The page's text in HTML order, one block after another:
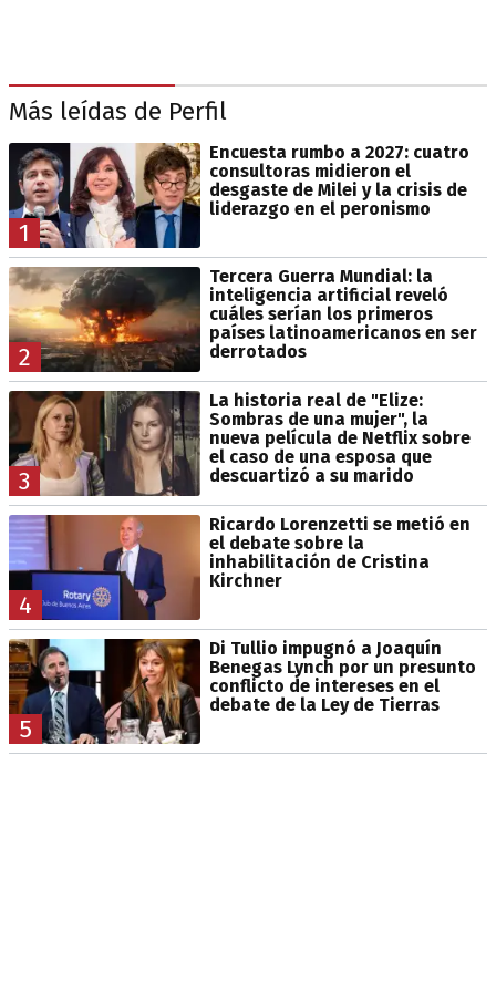
Más leídas de Perfil
1
Encuesta rumbo a 2027: cuatro
consultoras midieron el
desgaste de Milei y la crisis de
liderazgo en el peronismo
2
Tercera Guerra Mundial: la
inteligencia artificial reveló
cuáles serían los primeros
países latinoamericanos en ser
derrotados
3
La historia real de "Elize:
Sombras de una mujer", la
nueva película de Netflix sobre
el caso de una esposa que
descuartizó a su marido
4
Ricardo Lorenzetti se metió en
el debate sobre la
inhabilitación de Cristina
Kirchner
5
Di Tullio impugnó a Joaquín
Benegas Lynch por un presunto
conflicto de intereses en el
debate de la Ley de Tierras